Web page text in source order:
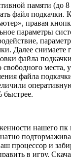
памяти (до
файл подкачки.
правая
параметры
Далее снимаете
файла
свободного места,
файла
нашего
процессор и
в игру.